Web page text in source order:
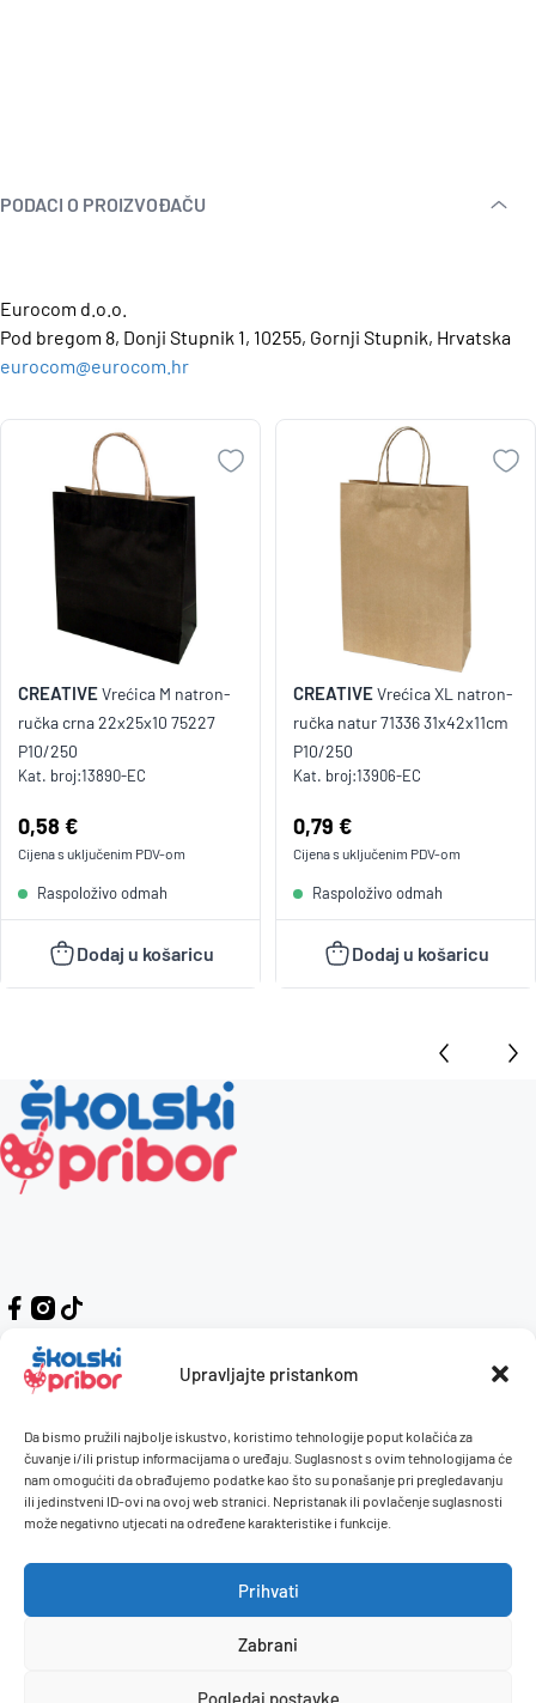
Upravljajte pristankom
Da bismo pružili najbolje iskustvo, koristimo tehnologije poput kolačića za
čuvanje i/ili pristup informacijama o uređaju. Suglasnost s ovim tehnologijama će
nam omogućiti da obrađujemo podatke kao što su ponašanje pri pregledavanju
ili jedinstveni ID-ovi na ovoj web stranici. Nepristanak ili povlačenje suglasnosti
može negativno utjecati na određene karakteristike i funkcije.
Prihvati
Zabrani
Pogledaj postavke
PODACI O PROIZVOĐAČU
Eurocom d.o.o.
Pod bregom 8, Donji Stupnik 1, 10255, Gornji Stupnik, Hrvatska
eurocom@eurocom.hr
CREATIVEVrećica M natron-
ručka crna 22x25x10 75227
P10/250
Kat. broj:13890-EC
Cijena:
0,58 €
Cijena s uključenim PDV-om
Raspoloživo odmah
Dodaj u košaricu
CREATIVEVrećica XL natron-
ručka natur 71336 31x42x11cm
P10/250
Kat. broj:13906-EC
Cijena:
0,79 €
Cijena s uključenim PDV-om
Raspoloživo odmah
Dodaj u košaricu
Kontakt
O nama
Naručivanje i plaćanje
Uvjeti korištenja
Pravilnik giveaway
Politika privatnosti
Povrati / reklamacije